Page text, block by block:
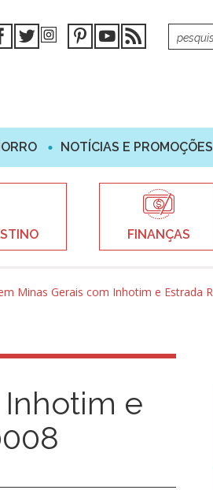
NOTÍCIAS E PROMOÇÕES
FINANÇAS
Minas Gerais com Inhotim e Estrada
e